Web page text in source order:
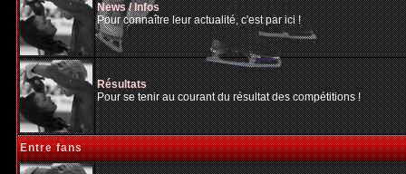
News / Infos
Pour connaître leur actualité, c'est par ici !
Résultats
Pour se tenir au courant du résultat des compétitions !
Entre fans